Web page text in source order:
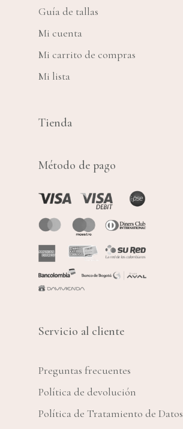
Guía de tallas
Mi cuenta
Mi carrito de compras
Mi lista
Tienda
Método de pago
Servicio al cliente
Preguntas frecuentes
Política de devolución
Política de Tratamiento de Datos